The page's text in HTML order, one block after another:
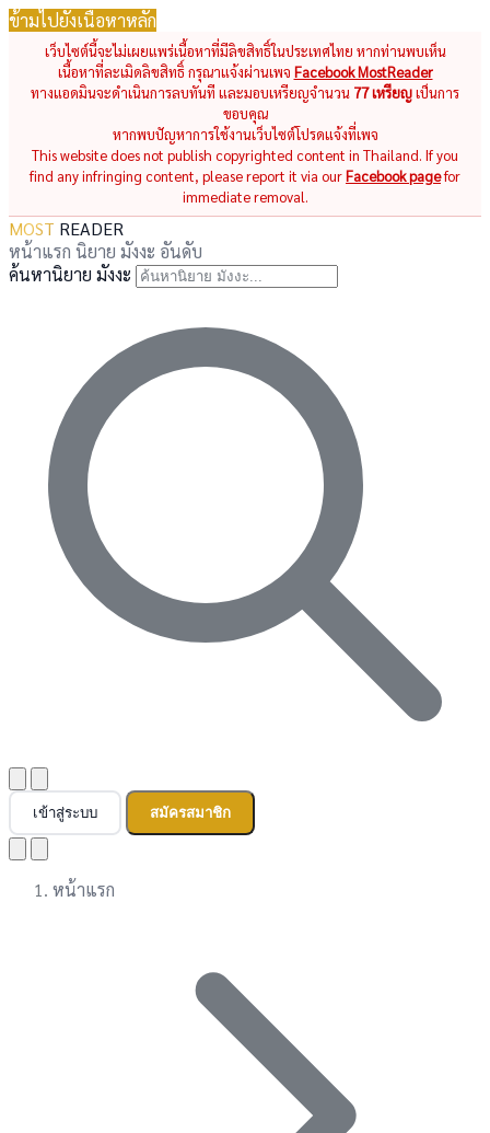
ข้ามไปยังเนื้อหาหลัก
เว็บไซต์นี้จะไม่เผยแพร่เนื้อหาที่มีลิขสิทธิ์ในประเทศไทย หากท่านพบเห็น
เนื้อหาที่ละเมิดลิขสิทธิ์ กรุณาแจ้งผ่านเพจ Facebook MostReader
ทางแอดมินจะดำเนินการลบทันที และมอบเหรียญจำนวน 77 เหรียญเป็นการ
ขอบคุณ
หากพบปัญหาการใช้งานเว็บไซต์โปรดแจ้งที่เพจ
This website does not publish copyrighted content in Thailand. If you
find any infringing content, please report it via ourFacebook pagefor
immediate removal.
MOST READER
หน้าแรก นิยาย มังงะ อันดับ
ค้นหานิยาย มังงะ
เข้าสู่ระบบ สมัครสมาชิก
หน้าแรก